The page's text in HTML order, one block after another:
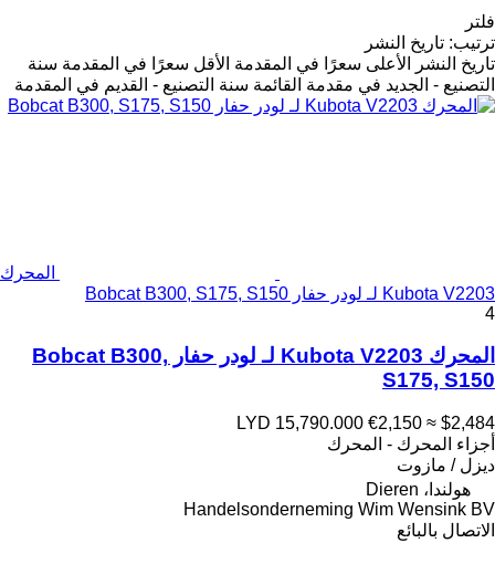
فلتر
ترتيب: تاريخ النشر
تاريخ النشر
الأعلى سعرًا في المقدمة الأقل سعرًا في المقدمة سنة
التصنيع - الجديد في مقدمة القائمة سنة التصنيع - القديم في المقدمة
المحرك
Kubota V2203 لـ لودر حفار Bobcat B300, S175, S150
4
المحرك Kubota V2203 لـ لودر حفار Bobcat B300,
S175, S150
LYD 15,790.000 €2,150 ≈ $2,484
أجزاء المحرك - المحرك
ديزل / مازوت
هولندا، Dieren
Handelsonderneming Wim Wensink BV
الاتصال بالبائع